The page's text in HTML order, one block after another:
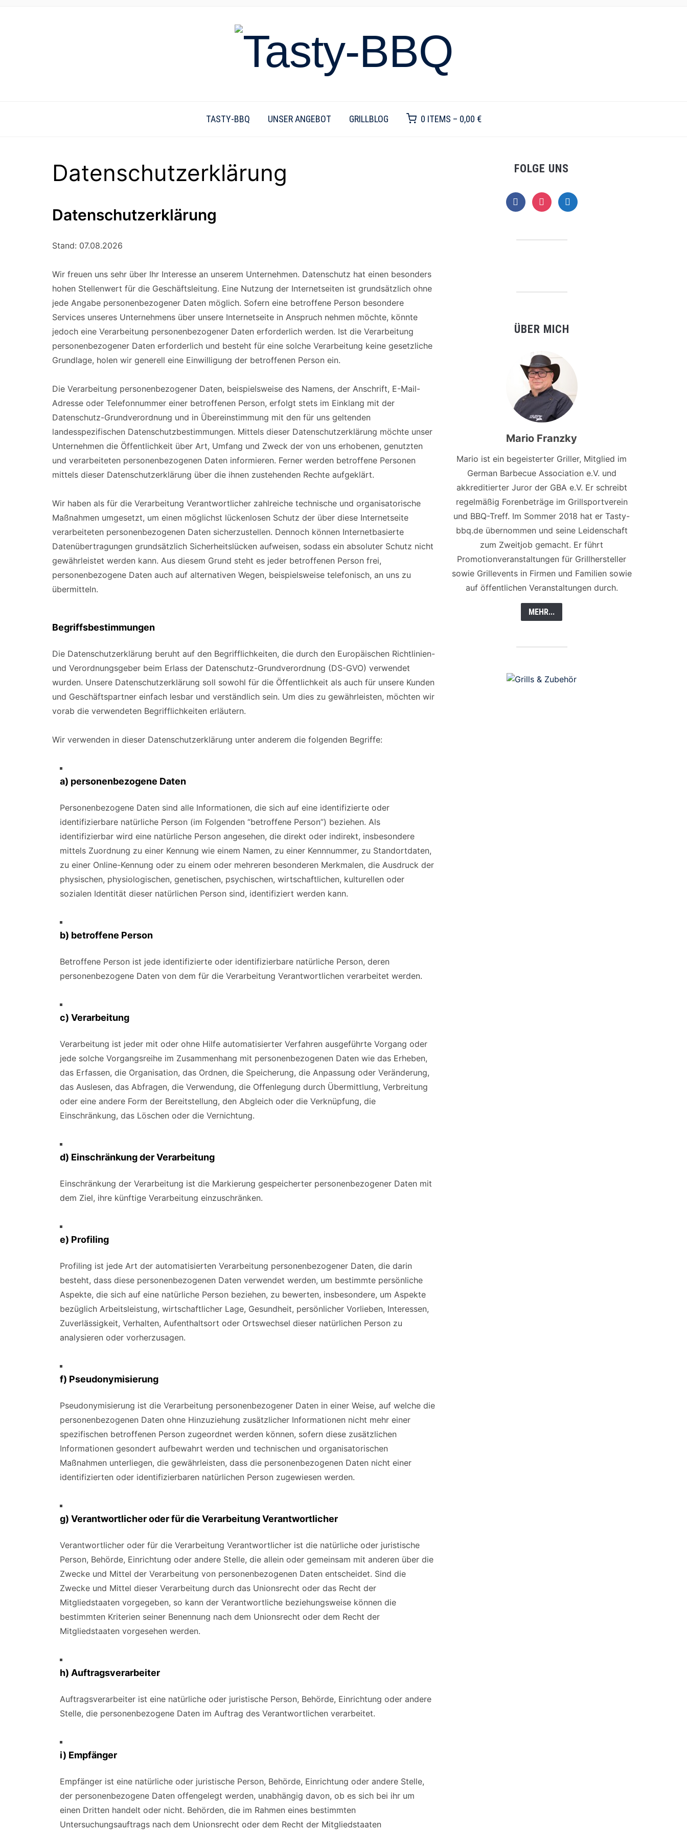
TASTY-BBQ UNSER ANGEBOT GRILLBLOG 0 ITEMS – 0,00 €
Datenschutzerklärung
Datenschutzerklärung
Stand: 07.08.2026
Wir freuen uns sehr über Ihr Interesse an unserem Unternehmen. Datenschutz hat einen besonders
hohen Stellenwert für die Geschäftsleitung. Eine Nutzung der Internetseiten ist grundsätzlich ohne
jede Angabe personenbezogener Daten möglich. Sofern eine betroffene Person besondere
Services unseres Unternehmens über unsere Internetseite in Anspruch nehmen möchte, könnte
jedoch eine Verarbeitung personenbezogener Daten erforderlich werden. Ist die Verarbeitung
personenbezogener Daten erforderlich und besteht für eine solche Verarbeitung keine gesetzliche
Grundlage, holen wir generell eine Einwilligung der betroffenen Person ein.
Die Verarbeitung personenbezogener Daten, beispielsweise des Namens, der Anschrift, E-Mail-
Adresse oder Telefonnummer einer betroffenen Person, erfolgt stets im Einklang mit der
Datenschutz-Grundverordnung und in Übereinstimmung mit den für uns geltenden
landesspezifischen Datenschutzbestimmungen. Mittels dieser Datenschutzerklärung möchte unser
Unternehmen die Öffentlichkeit über Art, Umfang und Zweck der von uns erhobenen, genutzten
und verarbeiteten personenbezogenen Daten informieren. Ferner werden betroffene Personen
mittels dieser Datenschutzerklärung über die ihnen zustehenden Rechte aufgeklärt.
Wir haben als für die Verarbeitung Verantwortlicher zahlreiche technische und organisatorische
Maßnahmen umgesetzt, um einen möglichst lückenlosen Schutz der über diese Internetseite
verarbeiteten personenbezogenen Daten sicherzustellen. Dennoch können Internetbasierte
Datenübertragungen grundsätzlich Sicherheitslücken aufweisen, sodass ein absoluter Schutz nicht
gewährleistet werden kann. Aus diesem Grund steht es jeder betroffenen Person frei,
personenbezogene Daten auch auf alternativen Wegen, beispielsweise telefonisch, an uns zu
übermitteln.
Begriffsbestimmungen
Die Datenschutzerklärung beruht auf den Begrifflichkeiten, die durch den Europäischen Richtlinien-
und Verordnungsgeber beim Erlass der Datenschutz-Grundverordnung (DS-GVO) verwendet
wurden. Unsere Datenschutzerklärung soll sowohl für die Öffentlichkeit als auch für unsere Kunden
und Geschäftspartner einfach lesbar und verständlich sein. Um dies zu gewährleisten, möchten wir
vorab die verwendeten Begrifflichkeiten erläutern.
Wir verwenden in dieser Datenschutzerklärung unter anderem die folgenden Begriffe:
a) personenbezogene Daten
Personenbezogene Daten sind alle Informationen, die sich auf eine identifizierte oder
identifizierbare natürliche Person (im Folgenden “betroffene Person”) beziehen. Als
identifizierbar wird eine natürliche Person angesehen, die direkt oder indirekt, insbesondere
mittels Zuordnung zu einer Kennung wie einem Namen, zu einer Kennnummer, zu Standortdaten,
zu einer Online-Kennung oder zu einem oder mehreren besonderen Merkmalen, die Ausdruck der
physischen, physiologischen, genetischen, psychischen, wirtschaftlichen, kulturellen oder
sozialen Identität dieser natürlichen Person sind, identifiziert werden kann.
b) betroffene Person
Betroffene Person ist jede identifizierte oder identifizierbare natürliche Person, deren
personenbezogene Daten von dem für die Verarbeitung Verantwortlichen verarbeitet werden.
c) Verarbeitung
Verarbeitung ist jeder mit oder ohne Hilfe automatisierter Verfahren ausgeführte Vorgang oder
jede solche Vorgangsreihe im Zusammenhang mit personenbezogenen Daten wie das Erheben,
das Erfassen, die Organisation, das Ordnen, die Speicherung, die Anpassung oder Veränderung,
das Auslesen, das Abfragen, die Verwendung, die Offenlegung durch Übermittlung, Verbreitung
oder eine andere Form der Bereitstellung, den Abgleich oder die Verknüpfung, die
Einschränkung, das Löschen oder die Vernichtung.
d) Einschränkung der Verarbeitung
Einschränkung der Verarbeitung ist die Markierung gespeicherter personenbezogener Daten mit
dem Ziel, ihre künftige Verarbeitung einzuschränken.
e) Profiling
Profiling ist jede Art der automatisierten Verarbeitung personenbezogener Daten, die darin
besteht, dass diese personenbezogenen Daten verwendet werden, um bestimmte persönliche
Aspekte, die sich auf eine natürliche Person beziehen, zu bewerten, insbesondere, um Aspekte
bezüglich Arbeitsleistung, wirtschaftlicher Lage, Gesundheit, persönlicher Vorlieben, Interessen,
Zuverlässigkeit, Verhalten, Aufenthaltsort oder Ortswechsel dieser natürlichen Person zu
analysieren oder vorherzusagen.
f) Pseudonymisierung
Pseudonymisierung ist die Verarbeitung personenbezogener Daten in einer Weise, auf welche die
personenbezogenen Daten ohne Hinzuziehung zusätzlicher Informationen nicht mehr einer
spezifischen betroffenen Person zugeordnet werden können, sofern diese zusätzlichen
Informationen gesondert aufbewahrt werden und technischen und organisatorischen
Maßnahmen unterliegen, die gewährleisten, dass die personenbezogenen Daten nicht einer
identifizierten oder identifizierbaren natürlichen Person zugewiesen werden.
g) Verantwortlicher oder für die Verarbeitung Verantwortlicher
Verantwortlicher oder für die Verarbeitung Verantwortlicher ist die natürliche oder juristische
Person, Behörde, Einrichtung oder andere Stelle, die allein oder gemeinsam mit anderen über die
Zwecke und Mittel der Verarbeitung von personenbezogenen Daten entscheidet. Sind die
Zwecke und Mittel dieser Verarbeitung durch das Unionsrecht oder das Recht der
Mitgliedstaaten vorgegeben, so kann der Verantwortliche beziehungsweise können die
bestimmten Kriterien seiner Benennung nach dem Unionsrecht oder dem Recht der
Mitgliedstaaten vorgesehen werden.
h) Auftragsverarbeiter
Auftragsverarbeiter ist eine natürliche oder juristische Person, Behörde, Einrichtung oder andere
Stelle, die personenbezogene Daten im Auftrag des Verantwortlichen verarbeitet.
i) Empfänger
Empfänger ist eine natürliche oder juristische Person, Behörde, Einrichtung oder andere Stelle,
der personenbezogene Daten offengelegt werden, unabhängig davon, ob es sich bei ihr um
einen Dritten handelt oder nicht. Behörden, die im Rahmen eines bestimmten
Untersuchungsauftrags nach dem Unionsrecht oder dem Recht der Mitgliedstaaten
FOLGE UNS
facebookinstagramtelegram
ÜBER MICH
Mario Franzky
Mario ist ein begeisterter Griller, Mitglied im
German Barbecue Association e.V. und
akkreditierter Juror der GBA e.V. Er schreibt
regelmäßig Forenbeträge im Grillsportverein
und BBQ-Treff. Im Sommer 2018 hat er Tasty-
bbq.de übernommen und seine Leidenschaft
zum Zweitjob gemacht. Er führt
Promotionveranstaltungen für Grillhersteller
sowie Grillevents in Firmen und Familien sowie
auf öffentlichen Veranstaltungen durch.
MEHR...